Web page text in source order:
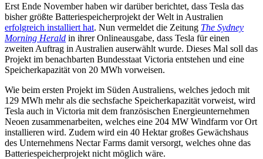
Erst Ende November haben wir darüber berichtet, dass Tesla das
bisher größte Batteriespeicherprojekt der Welt in Australien
erfolgreich installiert hat. Nun vermeldet die Zeitung The Sydney
Morning Herald in ihrer Onlineausgabe, dass Tesla für einen
zweiten Auftrag in Australien auserwählt wurde. Dieses Mal soll das
Projekt im benachbarten Bundesstaat Victoria entstehen und eine
Speicherkapazität von 20 MWh vorweisen.
Wie beim ersten Projekt im Süden Australiens, welches jedoch mit
129 MWh mehr als die sechsfache Speicherkapazität vorweist, wird
Tesla auch in Victoria mit dem französischen Energieunternehmen
Neoen zusammenarbeiten, welches eine 204 MW Windfarm vor Ort
installieren wird. Zudem wird ein 40 Hektar großes Gewächshaus
des Unternehmens Nectar Farms damit versorgt, welches ohne das
Batteriespeicherprojekt nicht möglich wäre.